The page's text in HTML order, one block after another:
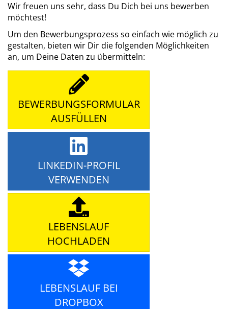
Wir freuen uns sehr, dass Du Dich bei uns bewerben
möchtest!
Um den Bewerbungsprozess so einfach wie möglich zu
gestalten, bieten wir Dir die folgenden Möglichkeiten
an, um Deine Daten zu übermitteln:
BEWERBUNGSFORMULAR
AUSFÜLLEN
LINKEDIN-PROFIL
VERWENDEN
LEBENSLAUF
HOCHLADEN
LEBENSLAUF BEI
DROPBOX